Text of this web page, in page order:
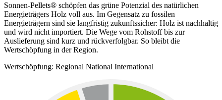
Sonnen-Pellets® schöpfen das grüne Potenzial des natürlichen
Energieträgers Holz voll aus. Im Gegensatz zu fossilen
Energieträgern sind sie langfristig zukunftssicher: Holz ist nachhaltig
und wird nicht importiert. Die Wege vom Rohstoff bis zur
Auslieferung sind kurz und rückverfolgbar. So bleibt die
Wertschöpfung in der Region.
Wertschöpfung: Regional National International